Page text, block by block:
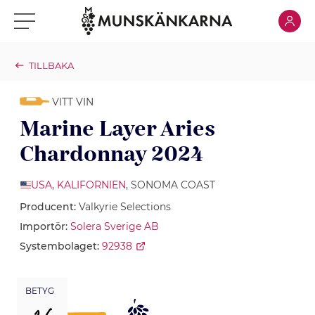
Klicka för meny Klicka
TILLBAKA
VITT VIN
Marine Layer Aries
Chardonnay 2024
USA, KALIFORNIEN, SONOMA COAST
Producent: Valkyrie Selections
Importör: Solera Sverige AB
Systembolaget: 92938
BETYG